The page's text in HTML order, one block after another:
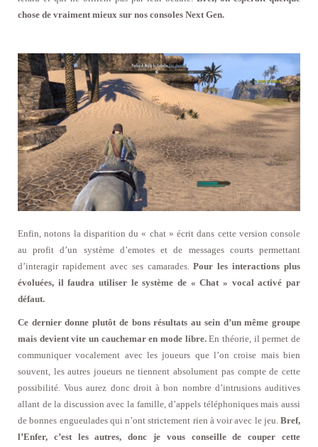
chose de vraiment mieux sur nos consoles Next Gen.
Enfin, notons la disparition du « chat » écrit dans cette version console
au profit d’un système d’emotes et de messages courts permettant
d’interagir rapidement avec ses camarades.Pour les interactions plus
évoluées, il faudra utiliser le système de « Chat » vocal activé par
défaut.
Ce dernier donne plutôt de bons résultats au sein d’un même groupe
mais devient vite un cauchemar en mode libre.En théorie, il permet de
communiquer vocalement avec les joueurs que l’on croise mais bien
souvent, les autres joueurs ne tiennent absolument pas compte de cette
possibilité. Vous aurez donc droit à bon nombre d’intrusions auditives
allant de la discussion avec la famille, d’appels téléphoniques mais aussi
de bonnes engueulades qui n’ont strictement rien à voir avec le jeu. Bref,
l’Enfer, c’est les autres, donc je vous conseille de couper cette